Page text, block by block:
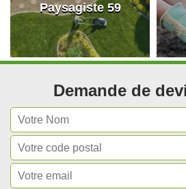
Paysagiste 59
Demande de